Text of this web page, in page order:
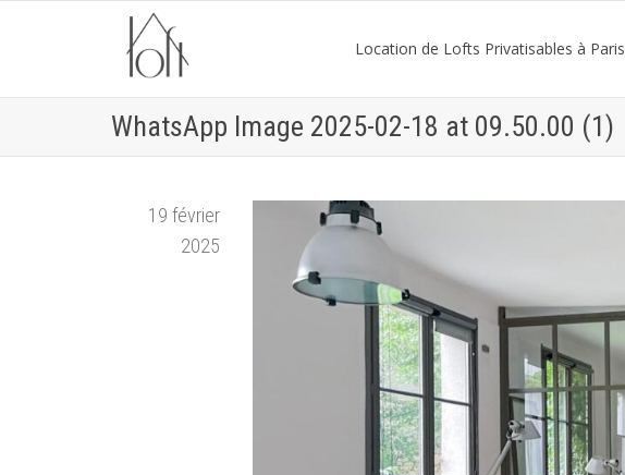
Location de Lofts Privatisables à Paris
WhatsApp Image 2025-02-18 at 09.50.00 (1)
19 février
2025